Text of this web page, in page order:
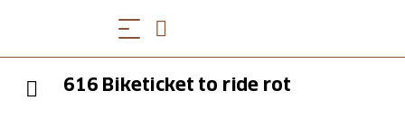
616 Biketicket to ride rot